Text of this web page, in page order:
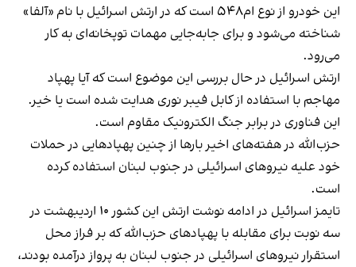
این خودرو از نوع ام۵۴۸ است که در ارتش اسرائیل با نام «آلفا»
شناخته می‌شود و برای جابه‌جایی مهمات توپخانه‌ای به کار
می‌رود.
ارتش اسرائیل در حال بررسی این موضوع است که آیا پهپاد
مهاجم با استفاده از کابل فیبر نوری هدایت شده است یا خیر.
این فناوری‌ در برابر جنگ الکترونیک مقاوم است.
حزب‌الله در هفته‌های اخیر بارها از چنین پهپادهایی در حملات
خود علیه نیروهای اسرائیلی در جنوب لبنان استفاده کرده
است.
تایمز اسرائیل در ادامه نوشت ارتش این کشور ۱۰ اردیبهشت در
سه نوبت برای مقابله با پهپادهای حزب‌الله که بر فراز محل
استقرار نیروهای اسرائیلی در جنوب لبنان به پرواز درآمده بودند،